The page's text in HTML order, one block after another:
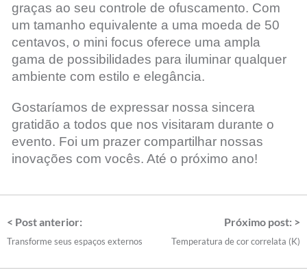
graças ao seu controle de ofuscamento. Com
um tamanho equivalente a uma moeda de 50
centavos, o mini focus oferece uma ampla
gama de possibilidades para iluminar qualquer
ambiente com estilo e elegância.
Gostaríamos de expressar nossa sincera
gratidão a todos que nos visitaram durante o
evento. Foi um prazer compartilhar nossas
inovações com vocês. Até o próximo ano!
< Post anterior:
Transforme seus espaços externos
Próximo post: >
Temperatura de cor correlata (K)